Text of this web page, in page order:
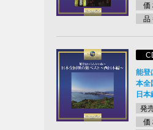
価
品
能登
本全
日本
発
価